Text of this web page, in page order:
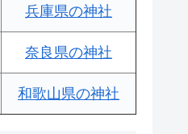
兵庫県の神社
奈良県の神社
和歌山県の神社